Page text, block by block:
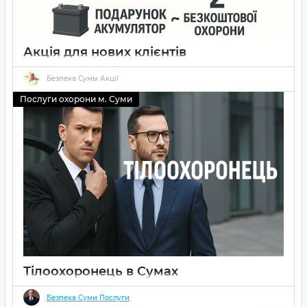
Акція для нових клієнтів
28 08 2025
Акція від ДОЗОР СБ: подарунок акумулятор або 2 місяці
безкоштовної охорони для нових клієнтів.
Безпека Сумы Акції
Послуги охорони м. Суми
Тілоохоронець в Сумах
28 03 2025
Безпека Суми Послуги